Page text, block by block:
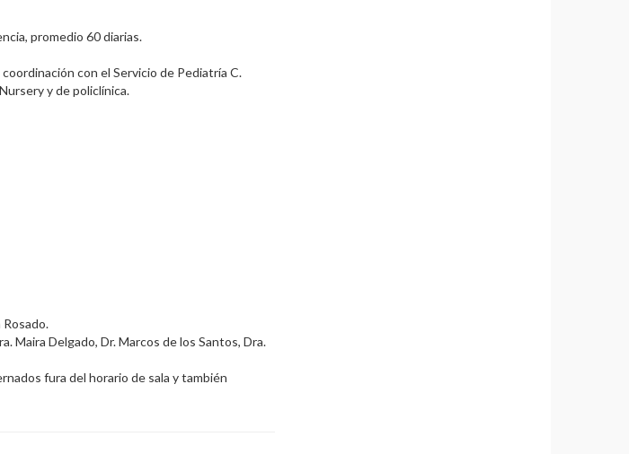
promedio 60 diarias.
con el Servicio de Pediatría C.
y de policlínica.
Dra. Silvia Riccetto
Rosado.
Maira Delgado, Dr. Marcos de los Santos, Dra.
fura del horario de sala y también